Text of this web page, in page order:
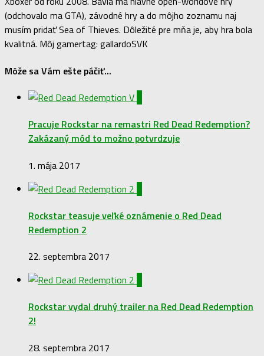
(odchovalo ma GTA), závodné hry a do môjho zoznamu naj
musím pridať Sea of Thieves. Dôležité pre mňa je, aby hra bola
kvalitná. Môj gamertag: gallardoSVK
Môže sa Vám ešte páčiť...
Pracuje Rockstar na remastri Red Dead Redemption?
Zakázaný mód to možno potvrdzuje
1. mája 2017
Rockstar teasuje veľké oznámenie o Red Dead
Redemption 2
22. septembra 2017
Rockstar vydal druhý trailer na Red Dead Redemption
2!
28. septembra 2017